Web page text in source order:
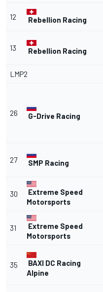
12 Rebellion Racing
13 Rebellion Racing
LMP2
26 G-Drive Racing
27 SMP Racing
30
Extreme Speed
Motorsports
31
Extreme Speed
Motorsports
35
BAXI DC Racing
Alpine